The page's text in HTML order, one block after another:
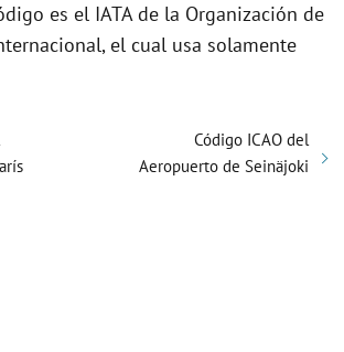
es el IATA de la Organización de
el cual usa solamente
Código ICAO del
Aeropuerto de Seinäjoki